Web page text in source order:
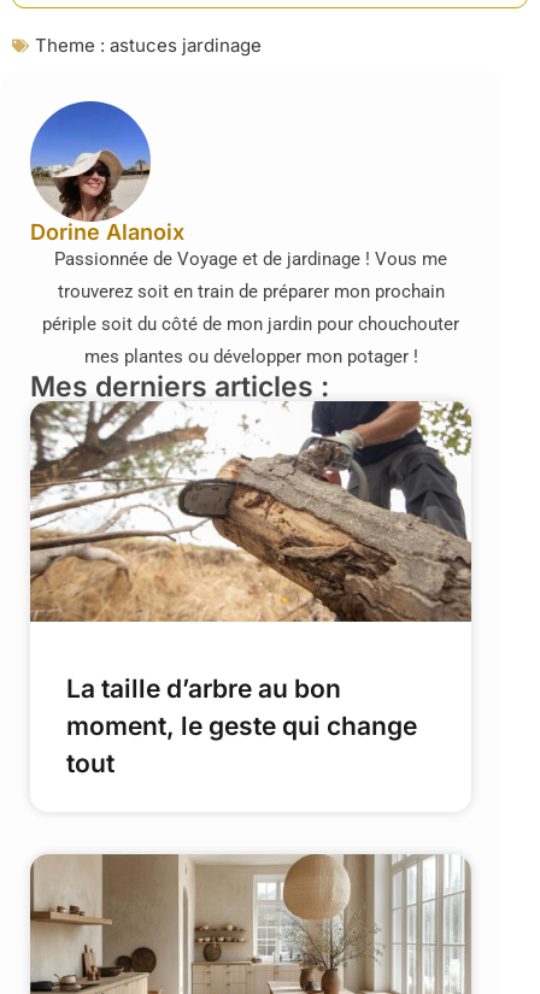
Theme : astuces jardinage
Dorine Alanoix
Passionnée de Voyage et de jardinage ! Vous me
trouverez soit en train de préparer mon prochain
périple soit du côté de mon jardin pour chouchouter
mes plantes ou développer mon potager !
Mes derniers articles :
La taille d’arbre au bon
moment, le geste qui change
tout